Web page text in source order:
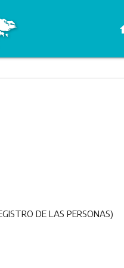
DE LAS PERSONAS)